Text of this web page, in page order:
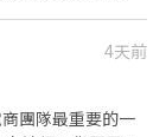
4天前
團隊最重要的一